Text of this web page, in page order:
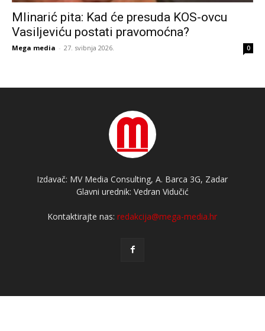
Mlinarić pita: Kad će presuda KOS-ovcu
Vasiljeviću postati pravomoćna?
Mega media - 27. svibnja 2026. 0
Izdavač: MV Media Consulting, A. Barca 3G, Zadar
Glavni urednik: Vedran Vidučić
Kontaktirajte nas:redakcija@mega-media.hr